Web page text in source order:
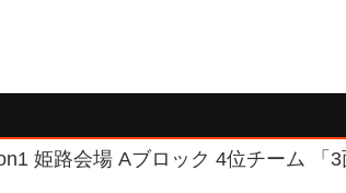
姫路会場 Aブロック 4位チーム 「